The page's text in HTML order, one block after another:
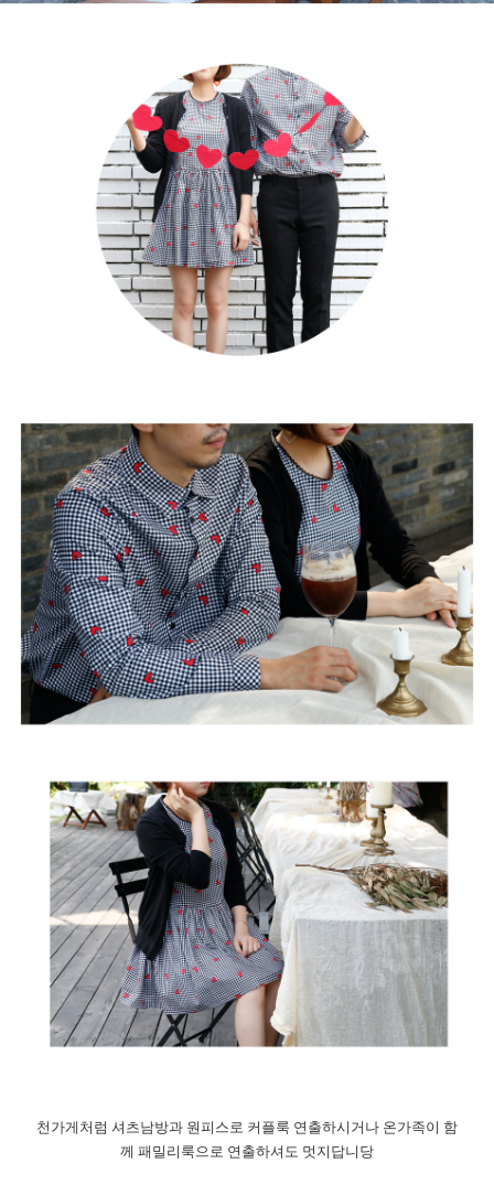
천가게처럼 셔츠남방과 원피스로 커플룩 연출하시거나 온가족이 함
께 패밀리룩으로 연출하셔도 멋지답니당